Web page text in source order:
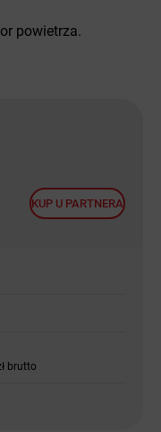
KUP U PARTNERA
brutto
powietrza.